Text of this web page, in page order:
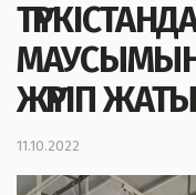
ЖҮРІП
11.10.2022